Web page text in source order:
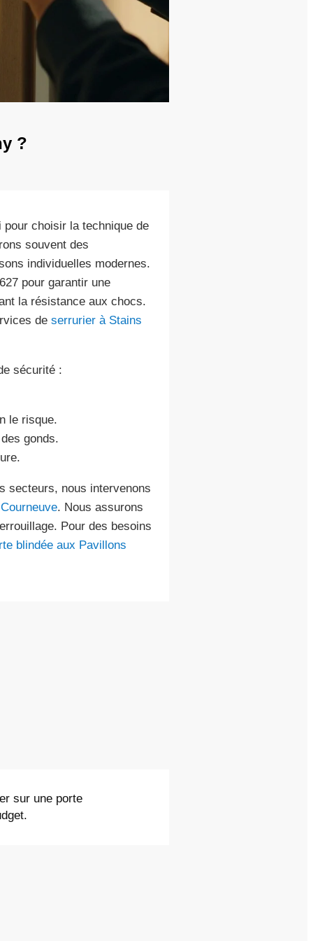
?
pour choisir la technique de
souvent des
individuelles modernes.
pour garantir une
la résistance aux chocs.
de serrurier à Stains
sécurité :
le risque.
gonds.
secteurs, nous intervenons
. Nous assurons
Pour des besoins
blindée aux Pavillons
sur une porte